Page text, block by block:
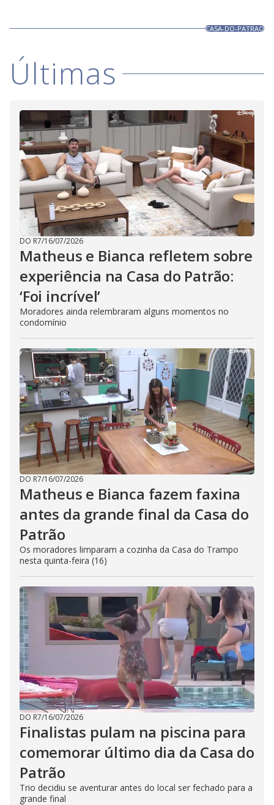
CASA-DO-PATRAO
Últimas
DO R7/16/07/2026
Matheus e Bianca refletem sobre
experiência na Casa do Patrão:
‘Foi incrível’
Moradores ainda relembraram alguns momentos no
condomínio
DO R7/16/07/2026
Matheus e Bianca fazem faxina
antes da grande final da Casa do
Patrão
Os moradores limparam a cozinha da Casa do Trampo
nesta quinta-feira (16)
DO R7/16/07/2026
Finalistas pulam na piscina para
comemorar último dia da Casa do
Patrão
Trio decidiu se aventurar antes do local ser fechado para a
grande final